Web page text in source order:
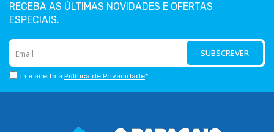
RECEBA AS ÚLTIMAS NOVIDADES E OFERTAS
ESPECIAIS.
SUBSCREVER
Li e aceito a Política de Privacidade*